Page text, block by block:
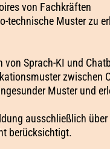
von Fachkräften
technische Muster zu
von Sprach-KI und
zwischen
Muster und
ausschließlich
berücksichtigt.